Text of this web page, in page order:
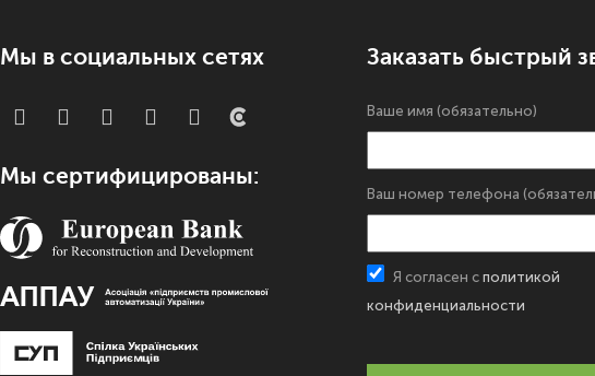
Мы в социальных сетях
Мы сертифицированы:
Заказать быстрый
Ваше имя (обязательно)
Ваш номер телефона
Я согласен с политикой
конфиденциальности